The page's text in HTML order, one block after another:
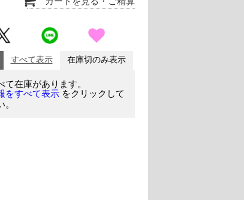
すべて表示 在庫切のみ表示
て在庫があります。
をすべて表示 をクリックして